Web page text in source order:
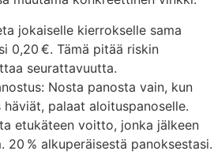
jokaiselle kierrokselle sama
0,20 €. Tämä pitää riskin
seurattavuutta.
Nosta panosta vain, kun
palaat aloituspanoselle.
etukäteen voitto, jonka jälkeen
20 % alkuperäisestä panoksestasi.